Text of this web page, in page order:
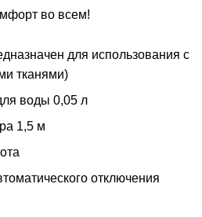
во всем!
для использования с
тканями)
воды 0,05 л
1,5 м
отключения